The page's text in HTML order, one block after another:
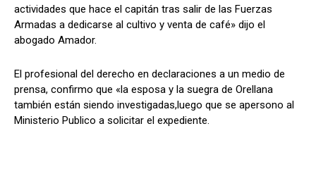
Facebook X WhatsApp
Facebook X WhatsApp
actividades que hace el capitán tras salir de las Fuerzas
Armadas a dedicarse al cultivo y venta de café» dijo el
abogado Amador.
El profesional del derecho en declaraciones a un medio de
prensa, confirmo que «la esposa y la suegra de Orellana
también están siendo investigadas,luego que se apersono al
Ministerio Publico a solicitar el expediente.